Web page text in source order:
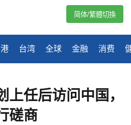
台湾 全球 金融 消费
简体/繁體切換
上任后访问中国，
磋商